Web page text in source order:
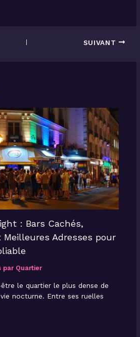
SUIVANT
: Bars Cachés,
Meilleures Adresses pour
par Quartier
le quartier le plus dense de
nocturne. Entre ses ruelles